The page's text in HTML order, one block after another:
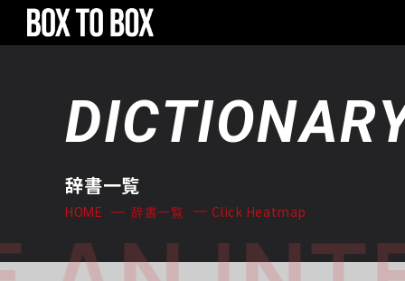
辞書一覧
HOME 辞書一覧 Click Heatmap